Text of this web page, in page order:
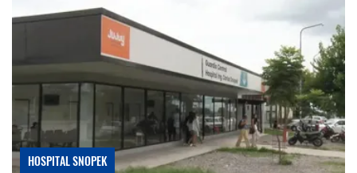
HOSPITAL SNOPEK